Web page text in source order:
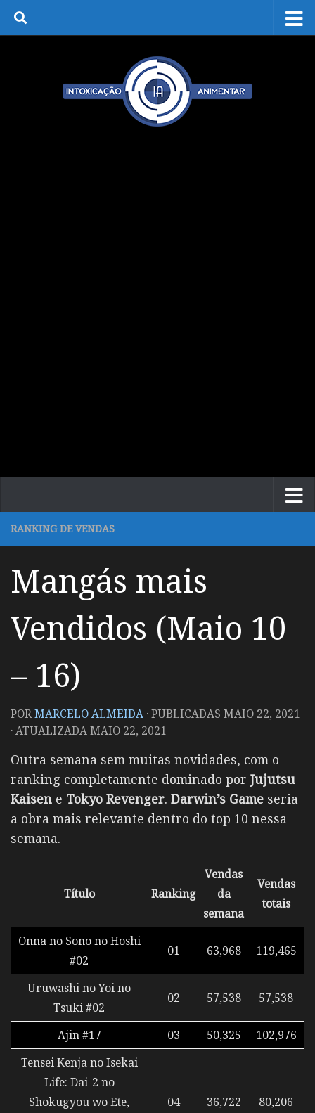
Skip to content
RANKING DE VENDAS
Mangás mais
Vendidos (Maio 10
– 16)
PORMARCELO ALMEIDA · PUBLICADAS MAIO 22, 2021
· ATUALIZADAMAIO 22, 2021
Outra semana sem muitas novidades, com o
ranking completamente dominado por Jujutsu
Kaisen e Tokyo Revenger. Darwin’s Game seria
a obra mais relevante dentro do top 10 nessa
semana.
Título Ranking
Vendas
da
semana
Vendas
totais
Onna no Sono no Hoshi
#02
01 63,968 119,465
Uruwashi no Yoi no
Tsuki #02
02 57,538 57,538
Ajin #17 03 50,325
102,976
Tensei Kenja no Isekai
Life: Dai-2 no
Shokugyou wo Ete,
04 36,722 80,206